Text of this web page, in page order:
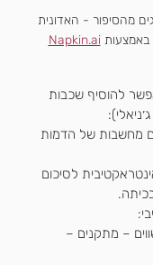
מהסיפור - האדונית
באמצעות Napkin.ai
להוסיף שכבות
מחשבות של הדמות
לסיכום
– מתקנים –